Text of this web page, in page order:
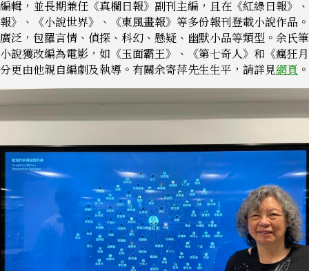
編輯，並長期兼任《真欄日報》副刊主編，且在《紅綠日報》
報》、《小說世界》、《東風畫報》等多份報刊登載小說作品
廣泛，包羅言情、偵探、科幻、懸疑、幽默小品等類型。余氏
小說獲改編為電影，如《玉面霸王》、《第七奇人》和《瘋狂
分更由他親自編劇及執導。有關余寄萍先生生平，請詳見網頁 。